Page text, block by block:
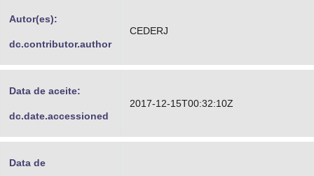
Banco Central do Brasil
Autor(es):
dc.contributor.author
CEDERJ
Data de aceite:
dc.date.accessioned
2017-12-15T00:32:10Z
Data de